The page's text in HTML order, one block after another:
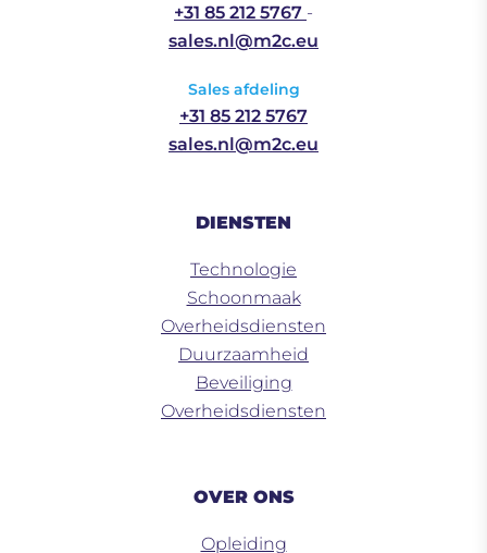
+31 85 212 5767 -
sales.nl@m2c.eu
Sales afdeling
+31 85 212 5767
sales.nl@m2c.eu
DIENSTEN
Technologie
Schoonmaak
Overheidsdiensten
Duurzaamheid
Beveiliging
Overheidsdiensten
OVER ONS
Opleiding